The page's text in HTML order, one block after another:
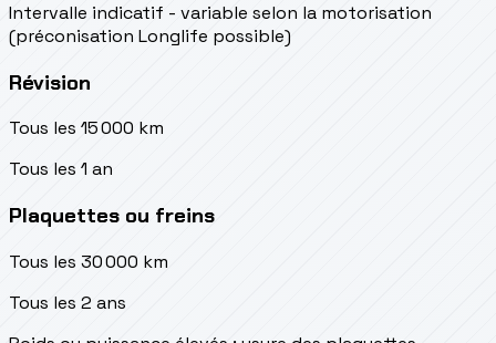
Intervalle indicatif - variable selon la motorisation
(préconisation Longlife possible)
Révision
Tous les 15 000 km
Tous les 1 an
Plaquettes ou freins
Tous les 30 000 km
Tous les 2 ans